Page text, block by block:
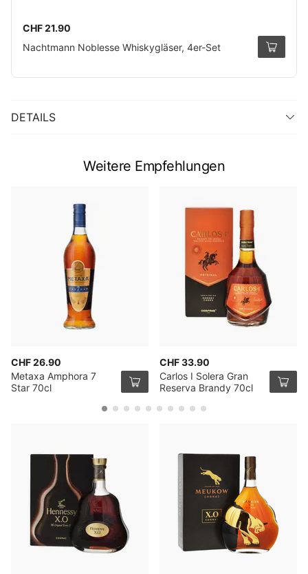
CHF 21.90
Nachtmann Noblesse Whiskygläser, 4er-Set
DETAILS
Weitere Empfehlungen
CHF 26.90
Metaxa Amphora 7
Star 70cl
CHF 33.90
Carlos I Solera Gran
Reserva Brandy 70cl